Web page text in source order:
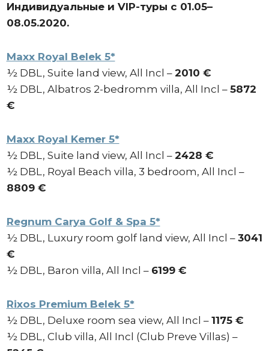
Индивидуальные и VIP-туры с 01.05–
08.05.2020.
Maxx Royal Belek 5*
½ DBL, Suite land view, All Incl – 2010 €
½ DBL, Albatros 2-bedromm villa, All Incl – 5872
€
Maxx Royal Kemer 5*
½ DBL, Suite land view, All Incl – 2428 €
½ DBL, Royal Beach villa, 3 bedroom, All Incl –
8809 €
Regnum Carya Golf & Spa 5*
½ DBL, Luxury room golf land view, All Incl – 3041
€
½ DBL, Baron villa, All Incl – 6199 €
Rixos Premium Belek 5*
½ DBL, Deluxe room sea view, All Incl – 1175 €
½ DBL, Club villa, All Incl (Club Preve Villas) –